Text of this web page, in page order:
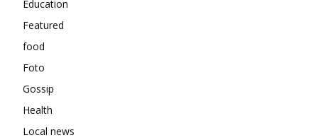
Education
Featured
food
Foto
Gossip
Health
Local news